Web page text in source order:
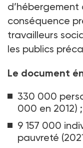
d’hébergement
conséquence
travailleurs
les publics
Le document
330 000
000 en 2012) ;
9 157 000
pauvreté